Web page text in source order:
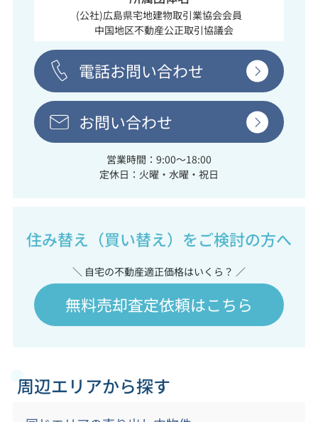
(公社)広島県宅地建物取引業協会会員
中国地区不動産公正取引協議会
電話お問い合わせ
お問い合わせ
営業時間：9:00～18:00
定休日：火曜・水曜・祝日
住み替え（買い替え）をご検討の方へ
＼ 自宅の不動産適正価格はいくら？ ／
無料売却査定依頼はこちら
周辺エリアから探す